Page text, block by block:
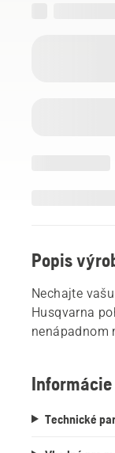
Popis
Nechajte
Husqvarna
nenápadnom
Technické